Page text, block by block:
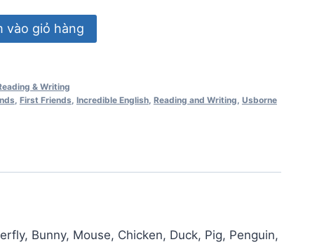
vào giỏ hàng
& Writing
First Friends Incredible English, Reading and Writing Usborne
Bunny, Mouse, Chicken, Duck, Pig, Penguin,